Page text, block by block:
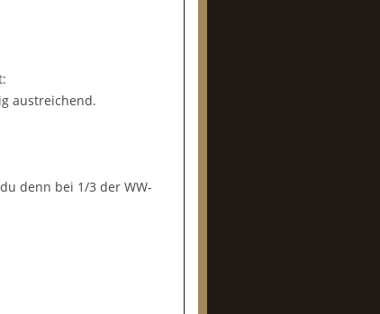
austreichend.
denn bei 1/3 der WW-